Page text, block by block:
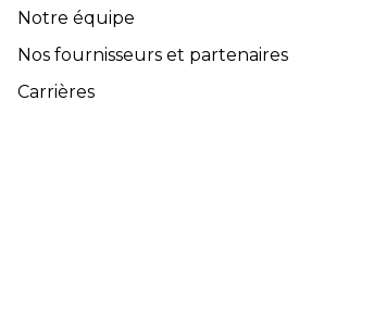
Notre équipe
Nos fournisseurs et partenaires
Carrières